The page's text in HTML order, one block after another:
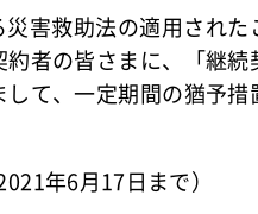
害救助法の適用された
者の皆さまに、「継続
て、一定期間の猶予措
年6月17日まで）